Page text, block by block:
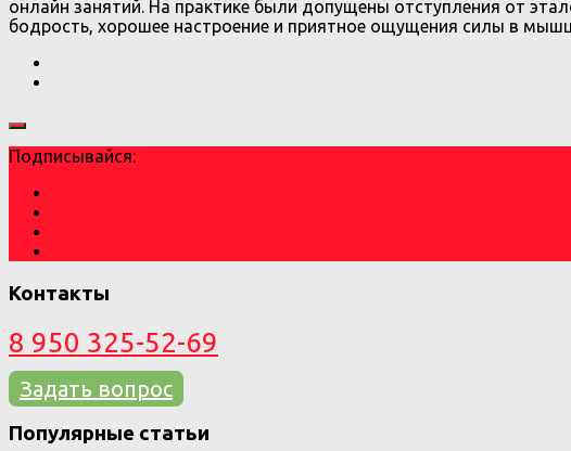
онлайн занятий. На практике были допущены отступления от
бодрость, хорошее настроение и приятное ощущения силы в
Подписывайся:
Контакты
8 950 325-52-69
Задать вопрос
Популярные статьи